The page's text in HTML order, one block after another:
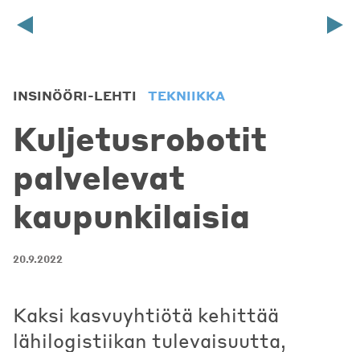
INSINÖÖRI-LEHTI TEKNIIKKA
Kuljetusrobotit
palvelevat
kaupunkilaisia
20.9.2022
Kaksi kasvuyhtiötä kehittää
lähilogistiikan tulevaisuutta,